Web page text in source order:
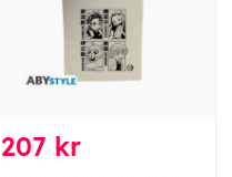
207 kr